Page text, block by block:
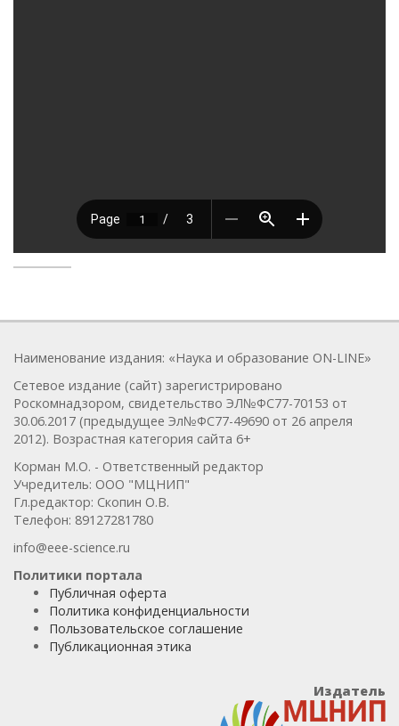
Наименование издания: «Наука и образование ON-LINE»
Сетевое издание (сайт) зарегистрировано
Роскомнадзором, свидетельство ЭЛ№ФС77-70153 от
30.06.2017 (предыдущее Эл№ФC77-49690 от 26 апреля
2012). Возрастная категория сайта 6+
Корман М.О. - Ответственный редактор
Учредитель: ООО "МЦНИП"
Гл.редактор: Скопин О.В.
Телефон: 89127281780
info@eee-science.ru
Политики портала
Публичная оферта
Политика конфиденциальности
Пользовательское соглашение
Публикационная этика
Издатель